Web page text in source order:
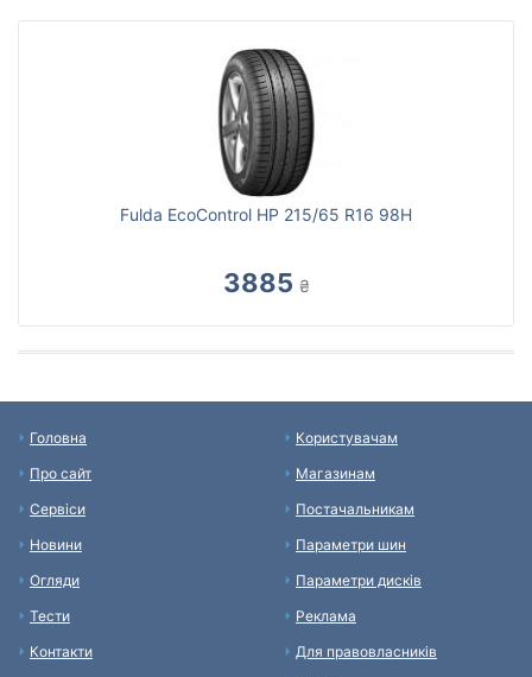
Fulda EcoControl HP 215/65 R16 98H
3885 ₴
Головна
Про сайт
Сервіси
Новини
Огляди
Тести
Контакти
Користувачам
Магазинам
Постачальникам
Параметри шин
Параметри дисків
Реклама
Для правовласників